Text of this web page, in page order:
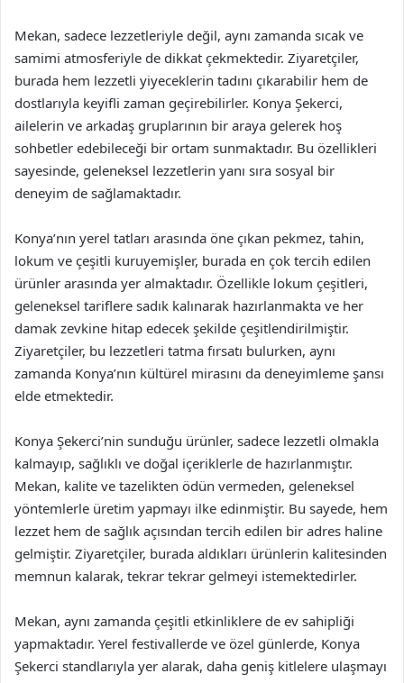
Mekan, sadece lezzetleriyle değil, aynı zamanda sıcak ve
samimi atmosferiyle de dikkat çekmektedir. Ziyaretçiler,
burada hem lezzetli yiyeceklerin tadını çıkarabilir hem de
dostlarıyla keyifli zaman geçirebilirler. Konya Şekerci,
ailelerin ve arkadaş gruplarının bir araya gelerek hoş
sohbetler edebileceği bir ortam sunmaktadır. Bu özellikleri
sayesinde, geleneksel lezzetlerin yanı sıra sosyal bir
deneyim de sağlamaktadır.
Konya’nın yerel tatları arasında öne çıkan pekmez, tahin,
lokum ve çeşitli kuruyemişler, burada en çok tercih edilen
ürünler arasında yer almaktadır. Özellikle lokum çeşitleri,
geleneksel tariflere sadık kalınarak hazırlanmakta ve her
damak zevkine hitap edecek şekilde çeşitlendirilmiştir.
Ziyaretçiler, bu lezzetleri tatma fırsatı bulurken, aynı
zamanda Konya’nın kültürel mirasını da deneyimleme şansı
elde etmektedir.
Konya Şekerci’nin sunduğu ürünler, sadece lezzetli olmakla
kalmayıp, sağlıklı ve doğal içeriklerle de hazırlanmıştır.
Mekan, kalite ve tazelikten ödün vermeden, geleneksel
yöntemlerle üretim yapmayı ilke edinmiştir. Bu sayede, hem
lezzet hem de sağlık açısından tercih edilen bir adres haline
gelmiştir. Ziyaretçiler, burada aldıkları ürünlerin kalitesinden
memnun kalarak, tekrar tekrar gelmeyi istemektedirler.
Mekan, aynı zamanda çeşitli etkinliklere de ev sahipliği
yapmaktadır. Yerel festivallerde ve özel günlerde, Konya
Şekerci standlarıyla yer alarak, daha geniş kitlelere ulaşmayı